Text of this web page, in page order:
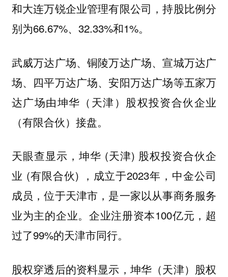
和大连万锐企业管理有限公司，持股比例分
别为66.67%、32.33%和1%。
武威万达广场、铜陵万达广场、宣城万达广
场、四平万达广场、安阳万达广场等五家万
达广场由坤华（天津）股权投资合伙企业
（有限合伙）接盘。
天眼查显示，坤华 (天津) 股权投资合伙企
业 (有限合伙) ，成立于2023年，中金公司
成员，位于天津市，是一家以从事商务服务
业为主的企业。企业注册资本100亿元，超
过了99%的天津市同行。
股权穿透后的资料显示，坤华（天津）股权